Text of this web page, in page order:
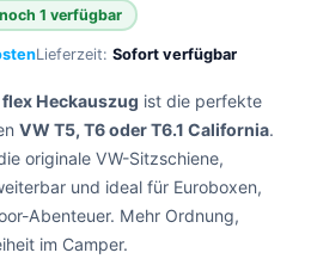
1 verfügbar
Lieferzeit: Sofort verfügbar
Heckauszug ist die perfekte
VW T5, T6 oder T6.1 California.
originale VW-Sitzschiene,
und ideal für Euroboxen,
Abenteuer. Mehr Ordnung,
im Camper.